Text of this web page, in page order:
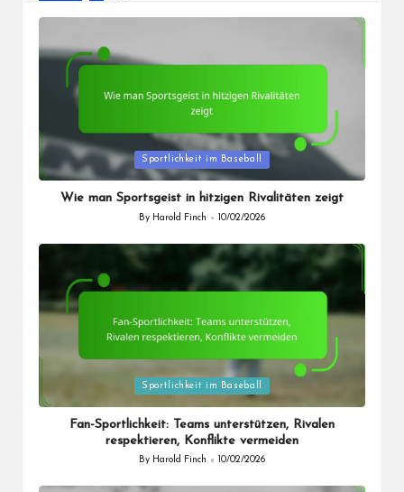
Posted
in
Sportlichkeit im Baseball
Wie man Sportsgeist in hitzigen Rivalitäten zeigt
Posted
By Harold Finch 10/02/2026
in
Sportlichkeit im Baseball
Fan-Sportlichkeit: Teams unterstützen, Rivalen
respektieren, Konflikte vermeiden
Posted
By Harold Finch 10/02/2026